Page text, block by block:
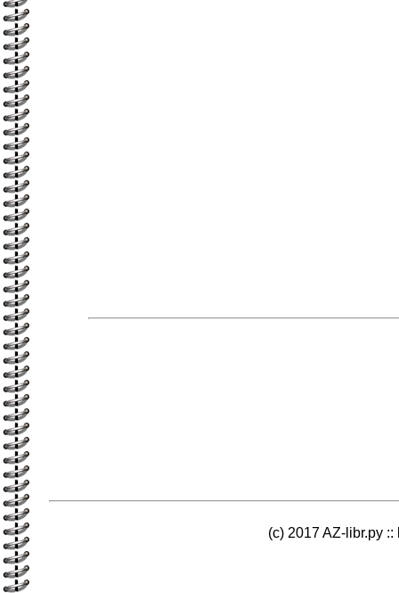
(c) 2017 AZ-libr.ру ::